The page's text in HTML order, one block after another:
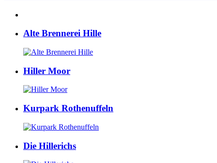
Alte Brennerei Hille
Hiller Moor
Kurpark Rothenuffeln
Die Hillerichs